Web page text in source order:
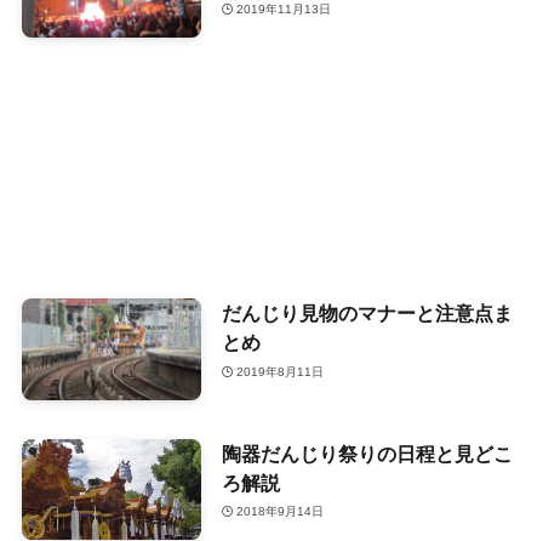
2019年11月13日
だんじり見物のマナーと注意点ま
とめ
2019年8月11日
陶器だんじり祭りの日程と見どこ
ろ解説
2018年9月14日